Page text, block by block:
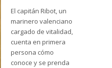
El capitán Ribot, un
marinero valenciano
cargado de vitalidad,
cuenta en primera
persona cómo
conoce y se prenda